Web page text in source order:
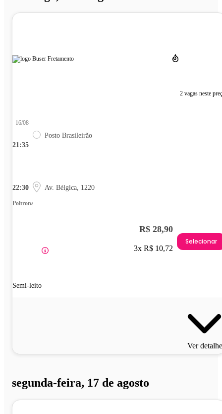
2 vagas neste
21:35
16/08
Posto Brasileirão
22:30 Av. Bélgica, 1220
Poltrona
Semi-leito
R$ 28,90
3x R$ 10,72
Selecionar
Ver
segunda-feira, 17 de agosto